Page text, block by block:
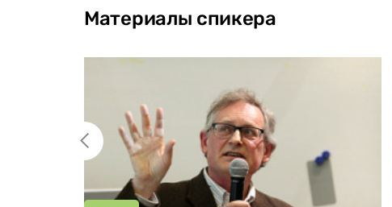
Материалы спикера